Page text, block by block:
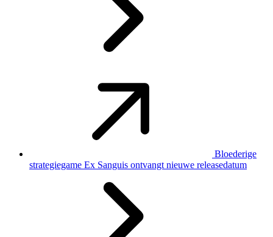
Bloederige
strategiegame Ex Sanguis ontvangt nieuwe releasedatum